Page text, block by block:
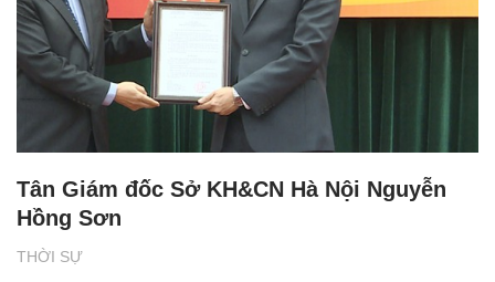
THỜI SỰ
Tân Giám đốc Sở KH&CN Hà Nội Nguyễn
Hồng Sơn